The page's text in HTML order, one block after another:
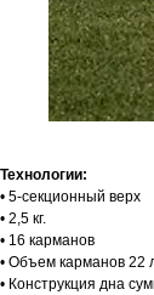
Технологии:
• 5-секционный верх
• 2,5 кг.
• 16 карманов
• Объем карманов 22
• Конструкция дна